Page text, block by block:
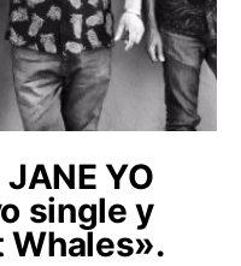
YO
single y
Whales».